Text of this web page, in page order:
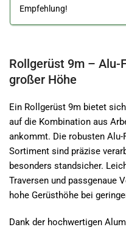
Empfehlung!
Rollgerüst 9m – Alu-
großer Höhe
Ein Rollgerüst 9m bietet
auf die Kombination aus
ankommt. Die robusten Alu-
Sortiment sind präzise
besonders standsicher.
Traversen und passgenaue
hohe Gerüsthöhe bei
Dank der hochwertigen